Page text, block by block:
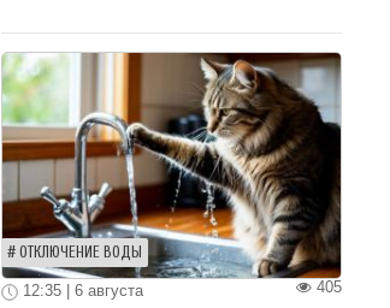
ОТКЛЮЧЕНИЕ ВОДЫ
405
12:35 | 6 августа